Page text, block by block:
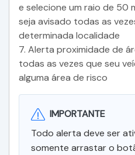
e selecione um raio de 50
seja avisado todas as
determinada localidade
7. Alerta proximidade de
todas as vezes que seu
alguma área de risco
IMPORTANTE
Todo alerta deve ser
somente arrastar o